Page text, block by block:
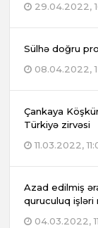
29.04.2022,
Sülhə doğru
08.04.2022,
Çankaya
Türkiyə zirvəsi
11.03.2022,
Azad edilmiş
quruculuq işləri
04.03.2022,